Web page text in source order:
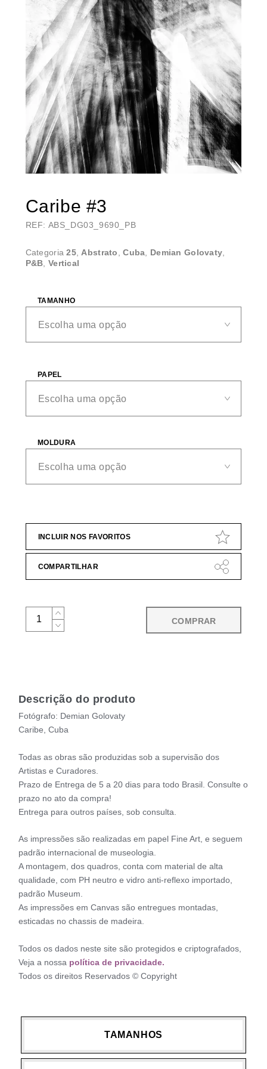
Caribe #3
REF: ABS_DG03_9690_PB
Categoria25,Abstrato,Cuba, Demian Golovaty,
P&B, Vertical
TAMANHO
PAPEL
MOLDURA
INCLUIR NOS FAVORITOS
COMPARTILHAR
COMPRAR
Descrição do produto
Fotógrafo: Demian Golovaty
Caribe, Cuba
Todas as obras são produzidas sob a supervisão dos
Artistas e Curadores.
Prazo de Entrega de 5 a 20 dias para todo Brasil. Consulte o
prazo no ato da compra!
Entrega para outros países, sob consulta.
As impressões são realizadas em papel Fine Art, e seguem
padrão internacional de museologia.
A montagem, dos quadros, conta com material de alta
qualidade, com PH neutro e vidro anti-reflexo importado,
padrão Museum.
As impressões em Canvas são entregues montadas,
esticadas no chassis de madeira.
Todos os dados neste site são protegidos e criptografados,
Veja a nossa política de privacidade.
Todos os direitos Reservados © Copyright
TAMANHOS